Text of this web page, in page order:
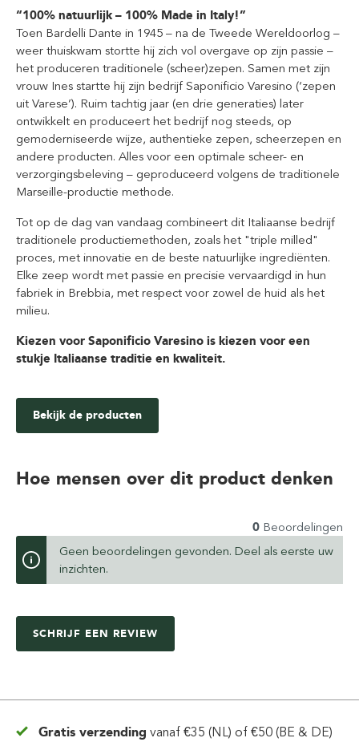
“100% natuurlijk – 100% Made in Italy!”
Toen Bardelli Dante in 1945 – na de Tweede Wereldoorlog –
weer thuiskwam stortte hij zich vol overgave op zijn passie –
het produceren traditionele (scheer)zepen. Samen met zijn
vrouw Ines startte hij zijn bedrijf Saponificio Varesino (‘zepen
uit Varese’). Ruim tachtig jaar (en drie generaties) later
ontwikkelt en produceert het bedrijf nog steeds, op
gemoderniseerde wijze, authentieke zepen, scheerzepen en
andere producten. Alles voor een optimale scheer- en
verzorgingsbeleving – geproduceerd volgens de traditionele
Marseille-productie methode.
Tot op de dag van vandaag combineert dit Italiaanse bedrijf
traditionele productiemethoden, zoals het "triple milled"
proces, met innovatie en de beste natuurlijke ingrediënten.
Elke zeep wordt met passie en precisie vervaardigd in hun
fabriek in Brebbia, met respect voor zowel de huid als het
milieu.
Kiezen voor Saponificio Varesino is kiezen voor een
stukje Italiaanse traditie en kwaliteit.
Bekijk de producten
Hoe mensen over dit product denken
0 Beoordelingen
Geen beoordelingen gevonden. Deel als eerste uw
inzichten.
SCHRIJF EEN REVIEW
Gratis verzending vanaf €35 (NL) of €50 (BE & DE)